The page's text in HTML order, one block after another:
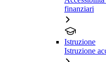
finanziari
Istruzione
Istruzione